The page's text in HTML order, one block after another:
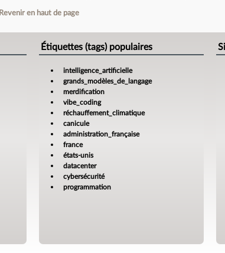
Revenir en haut de page
Étiquettes (tags) populaires
intelligence_artificielle
grands_modèles_de_langage
merdification
vibe_coding
réchauffement_climatique
canicule
administration_française
france
états-unis
datacenter
cybersécurité
programmation